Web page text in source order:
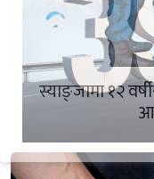
स्याङ्जामा १२